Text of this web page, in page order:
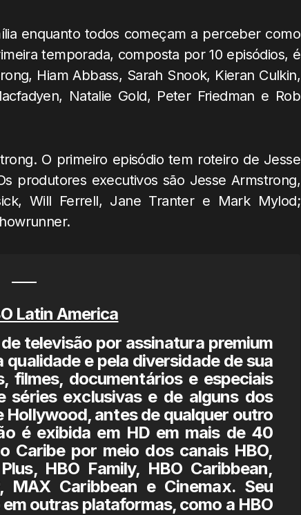
enquanto todos começam a perceber como
temporada, composta por 10 episódios, é
Hiam Abbass, Sarah Snook, Kieran Culkin,
Natalie Gold, Peter Friedman e Rob
O primeiro episódio tem roteiro de Jesse
produtores executivos são Jesse Armstrong,
Will Ferrell, Jane Tranter e Mark Mylod;
Latin America
televisão por assinatura premium
e pela diversidade de sua
filmes, documentários e especiais
séries exclusivas e de alguns dos
antes de qualquer outro
é exibida em HD em mais de 40
Caribe por meio dos canais HBO,
HBO Family, HBO Caribbean,
MAX Caribbean e Cinemax. Seu
outras plataformas, como a HBO